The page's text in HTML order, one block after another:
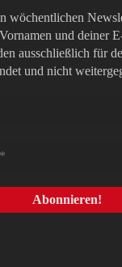
wöchentlichen
und deiner
ausschließlich für
und nicht